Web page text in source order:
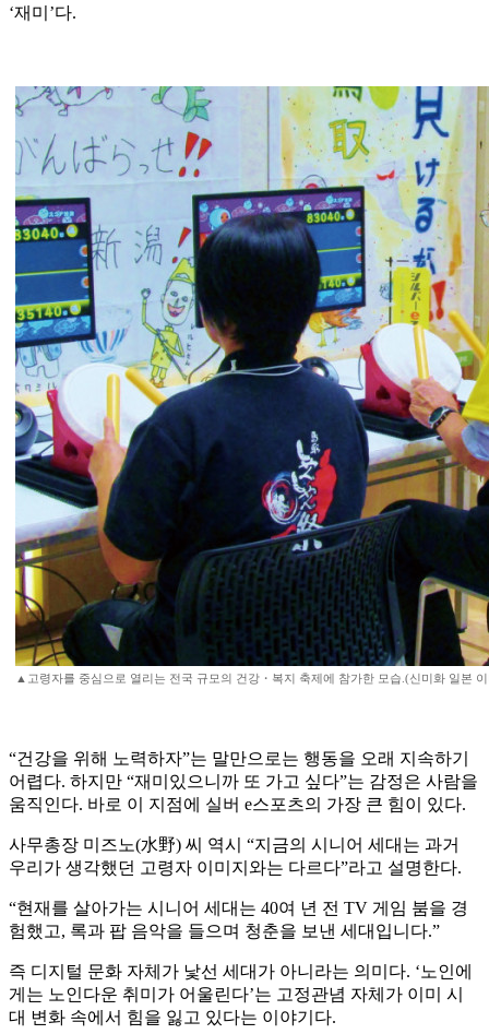
‘재미’다.
▲고령자를 중심으로 열리는 전국 규모의 건강・복지 축제에 참가한 모습.(신미화 일본
“건강을 위해 노력하자”는 말만으로는 행동을 오래 지속하기
어렵다. 하지만 “재미있으니까 또 가고 싶다”는 감정은 사람을
움직인다. 바로 이 지점에 실버 e스포츠의 가장 큰 힘이 있다.
사무총장 미즈노(水野) 씨 역시 “지금의 시니어 세대는 과거
우리가 생각했던 고령자 이미지와는 다르다”라고 설명한다.
“현재를 살아가는 시니어 세대는 40여 년 전 TV 게임 붐을 경
험했고, 록과 팝 음악을 들으며 청춘을 보낸 세대입니다.”
즉 디지털 문화 자체가 낯선 세대가 아니라는 의미다. ‘노인에
게는 노인다운 취미가 어울린다’는 고정관념 자체가 이미 시
대 변화 속에서 힘을 잃고 있다는 이야기다.